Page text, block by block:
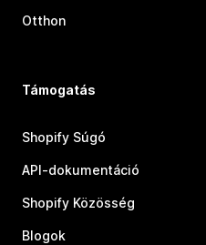
Otthon
Támogatás
Shopify Súgó
API-dokumentáció
Shopify Közösség
Blogok